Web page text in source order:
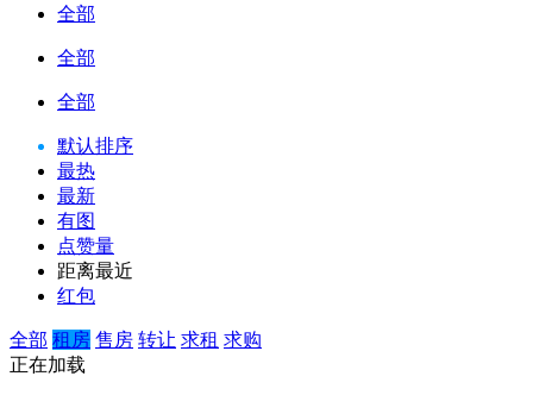
全部
全部
全部
默认排序
最热
最新
有图
点赞量
距离最近
红包
全部 租房 售房 转让 求租 求购
正在加载